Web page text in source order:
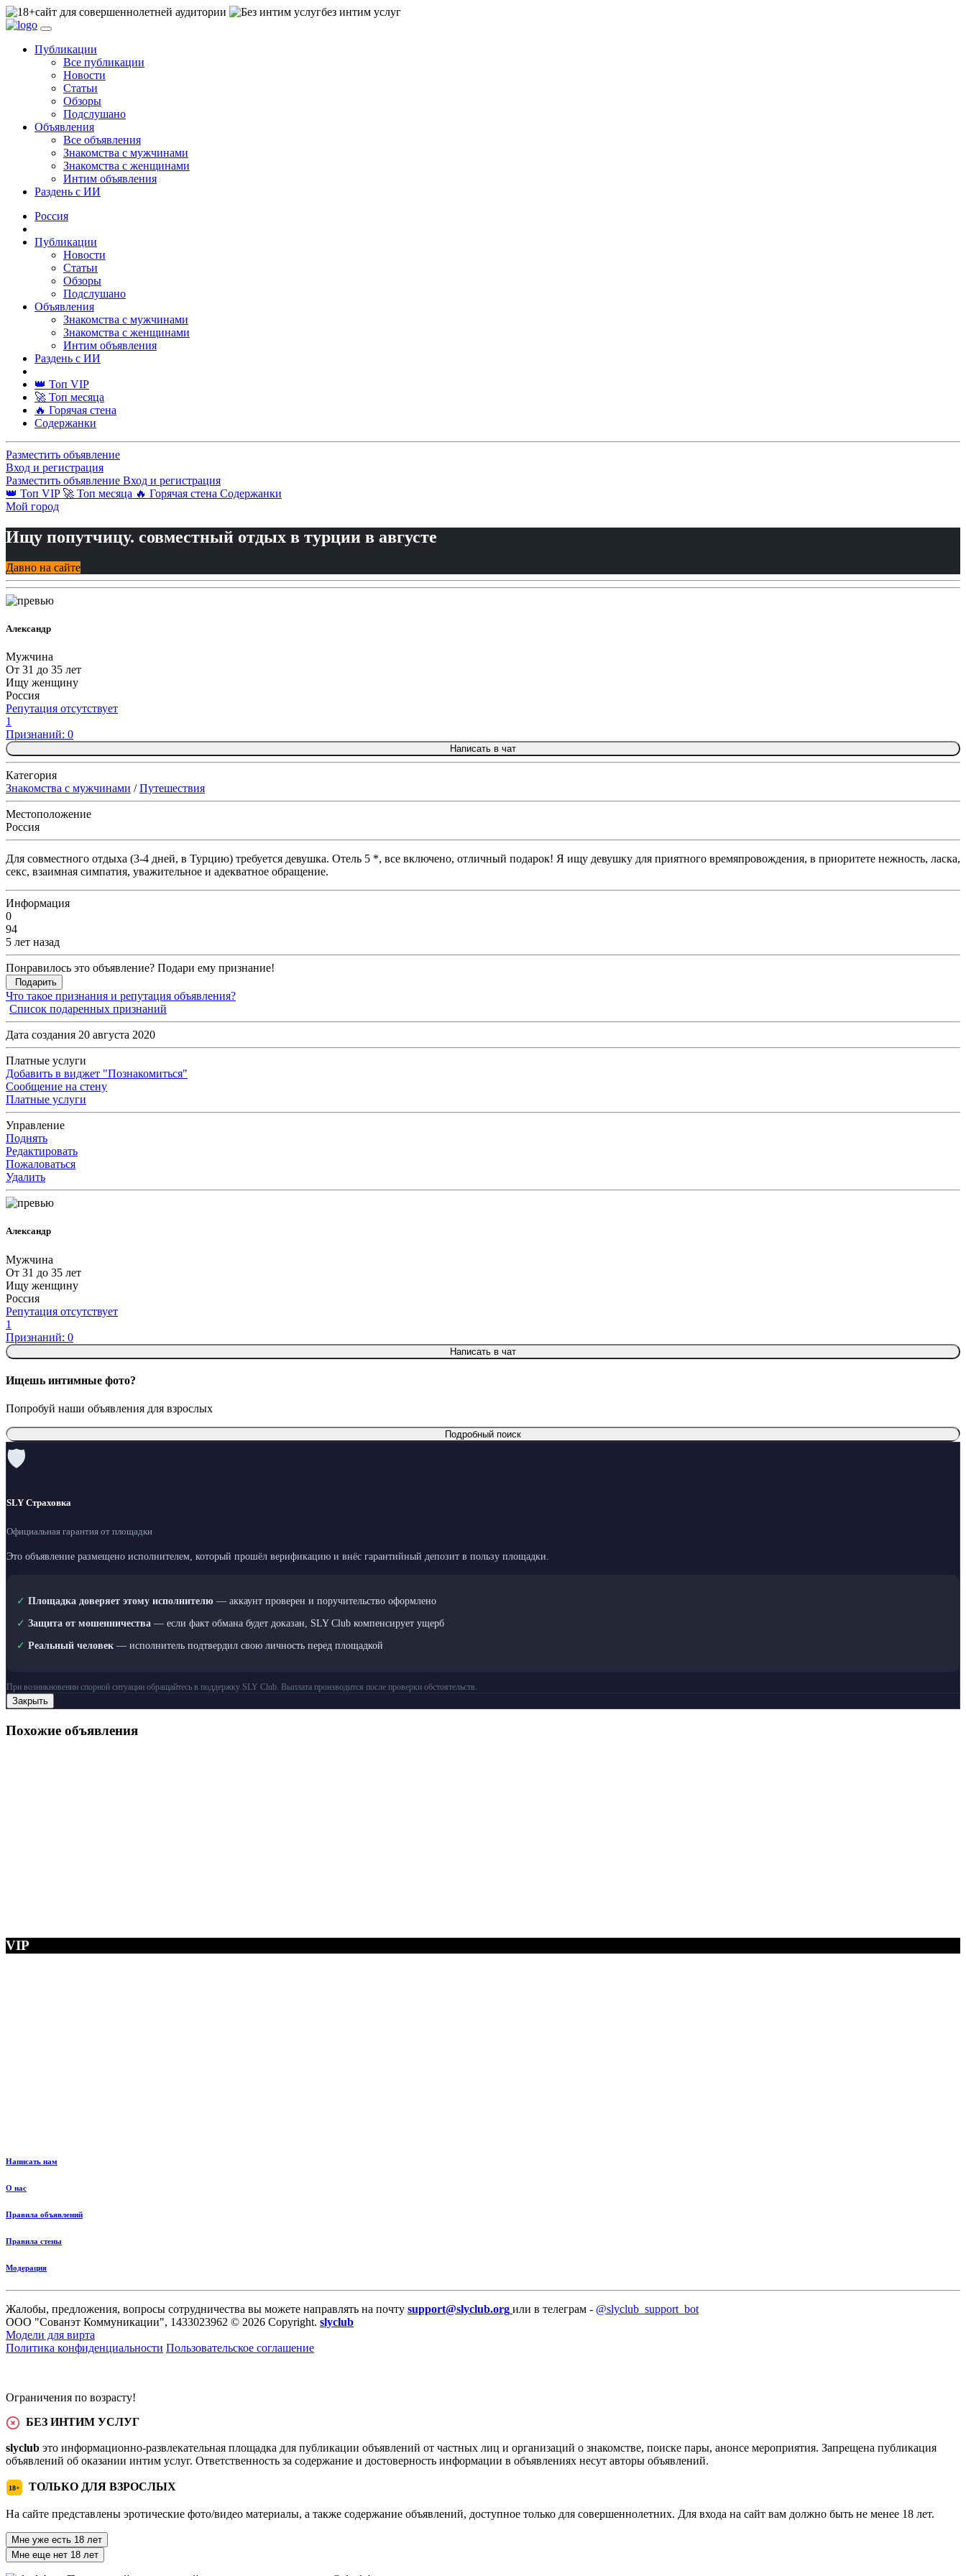
сайт для совершеннолетней аудитории без интим услуг
Публикации
Все публикации
Новости
Статьи
Обзоры
Подслушано
Объявления
Все объявления
Знакомства с мужчинами
Знакомства с женщинами
Интим объявления
Раздень с ИИ
Россия
Публикации
Новости
Статьи
Обзоры
Подслушано
Объявления
Знакомства с мужчинами
Знакомства с женщинами
Интим объявления
Раздень с ИИ
👑 Топ VIP
🚀 Топ месяца
🔥 Горячая стена
Содержанки
Разместить объявление
Вход и регистрация
Разместить объявление Вход и регистрация
👑 Топ VIP 🚀 Топ месяца 🔥 Горячая стена Содержанки
Мой город
Ищу попутчицу. совместный отдых в турции в августе
Давно на сайте
Александр
Мужчина
От 31 до 35 лет
Ищу женщину
Россия
Репутация отсутствует
1
Признаний: 0
Написать в чат
Категория
Знакомства с мужчинами /Путешествия
Местоположение
Россия
Для совместного отдыха (3-4 дней, в Турцию) требуется девушка. Oтель 5 *, все включено, отличный подарок! Я ищу девушку для приятного времяпровождения, в приоритете нежность, ласка,
секс, взаимная симпатия, уважительное и адекватное обращение.
Информация
0
94
5 лет назад
Понравилось это объявление? Подари ему признание!
Подарить
Что такое признания и репутация объявления?
Список подаренных признаний
Дата создания 20 августа 2020
Платные услуги
Добавить в виджет "Познакомиться"
Сообщение на стену
Платные услуги
Управление
Поднять
Редактировать
Пожаловаться
Удалить
Александр
Мужчина
От 31 до 35 лет
Ищу женщину
Россия
Репутация отсутствует
1
Признаний: 0
Написать в чат
Ищешь интимные фото?
Попробуй наши объявления для взрослых
Подробный поиск
🛡
SLY Страховка
Официальная гарантия от площадки
Это объявление размещено исполнителем, который прошёл верификацию и внёс гарантийный депозит в пользу площадки.
✓ Площадка доверяет этому исполнителю — аккаунт проверен и поручительство оформлено
✓ Защита от мошенничества — если факт обмана будет доказан, SLY Club компенсирует ущерб
✓ Реальный человек — исполнитель подтвердил свою личность перед площадкой
При возникновении спорной ситуации обращайтесь в поддержку SLY Club. Выплата производится после проверки обстоятельств.
Закрыть
Похожие объявления
VIP
Написать нам
О нас
Правила объявлений
Правила стены
Модерация
Жалобы, предложения, вопросы сотрудничества вы можете направлять на почту support@slyclub.org или в телеграм - @slyclub_support_bot
ООО "Сованэт Коммуникации", 1433023962 © 2026 Copyright. slyclub
Модели для вирта
Политика конфиденциальности Пользовательское соглашение
Ограничения по возрасту!
БЕЗ ИНТИМ УСЛУГ
slyclub это информационно-развлекательная площадка для публикации объявлений от частных лиц и организаций о знакомстве, поиске пары, анонсе мероприятия. Запрещена публикация
объявлений об оказании интим услуг. Ответственность за содержание и достоверность информации в объявлениях несут авторы объявлений.
18+ ТОЛЬКО ДЛЯ ВЗРОСЛЫХ
На сайте представлены эротические фото/видео материалы, а также содержание объявлений, доступное только для совершеннолетних. Для входа на сайт вам должно быть не менее 18 лет.
Мне уже есть 18 лет
Мне еще нет 18 лет